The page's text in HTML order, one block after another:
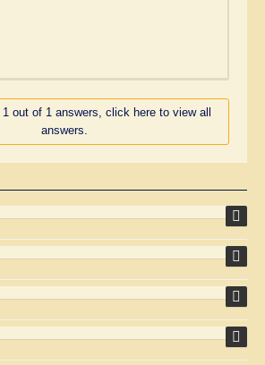
out of 1 answers, click here to view all
answers.